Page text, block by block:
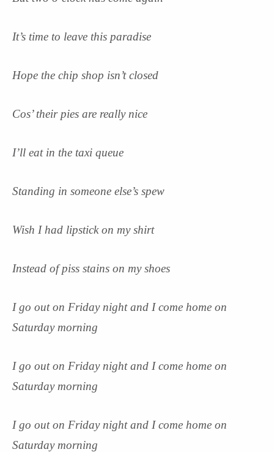
It’s time to leave this paradise
Hope the chip shop isn’t closed
Cos’ their pies are really nice
I’ll eat in the taxi queue
Standing in someone else’s spew
Wish I had lipstick on my shirt
Instead of piss stains on my shoes
I go out on Friday night and I come home on
Saturday morning
I go out on Friday night and I come home on
Saturday morning
I go out on Friday night and I come home on
Saturday morning